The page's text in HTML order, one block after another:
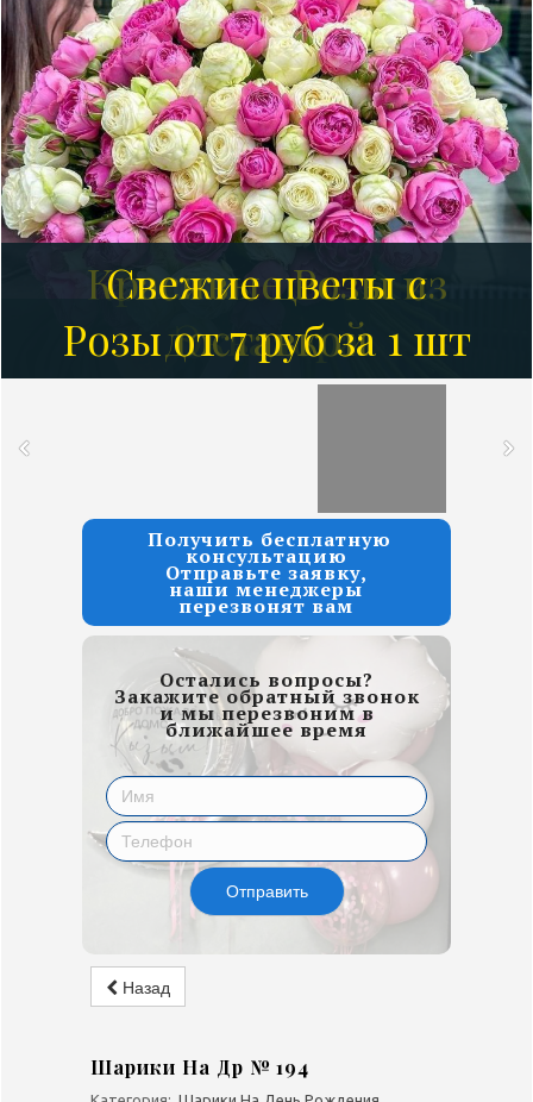
Красивые Розы из
Эквадора
Свежие цветы с
доставкой
Розы от 7 руб за 1 шт
Получить бесплатную
консультацию
Отправьте заявку,
наши менеджеры
перезвонят вам
Остались вопросы?
Закажите обратный звонок
и мы перезвоним в
ближайшее время
Отправить
Назад
Шарики На Др № 194